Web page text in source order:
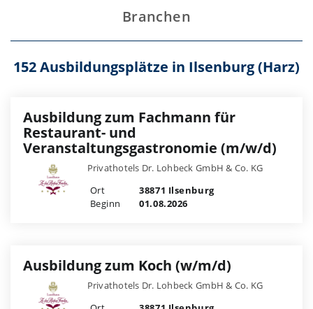
Branchen
152 Ausbildungsplätze in Ilsenburg (Harz)
Ausbildung zum Fachmann für
Restaurant- und
Veranstaltungsgastronomie (m/w/d)
Privathotels Dr. Lohbeck GmbH & Co. KG
Ort
38871 Ilsenburg
Beginn
01.08.2026
Ausbildung zum Koch (w/m/d)
Privathotels Dr. Lohbeck GmbH & Co. KG